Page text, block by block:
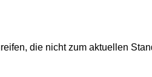
die nicht zum aktuellen